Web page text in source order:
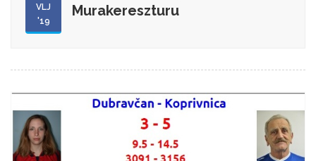
VLJ
'19
Murakereszturu